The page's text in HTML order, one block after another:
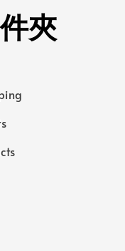
夾